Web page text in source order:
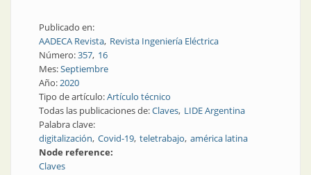
Publicado en:
AADECA Revista Revista Ingeniería Eléctrica
Número:357 16
Mes:Septiembre
Año:2020
Tipo de artículo:Artículo técnico
Todas las publicaciones de:Claves LIDE Argentina
Palabra clave:
digitalización Covid-19 teletrabajo américa latina
Node reference:
Claves